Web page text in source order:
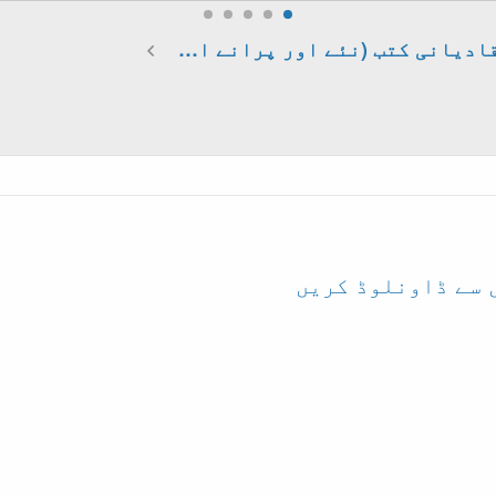
قادیانی کتب (نئے اور پرانے ایڈیشن)
سے ڈاونلوڈ کریں